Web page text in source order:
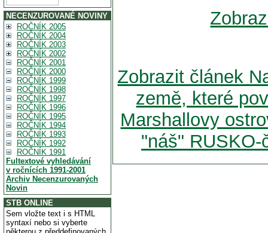
NECENZUROVANÉ NOVINY
ROČNÍK 2005
ROČNÍK 2004
ROČNÍK 2003
ROČNÍK 2002
ROČNÍK 2001
ROČNÍK 2000
ROČNÍK 1999
ROČNÍK 1998
ROČNÍK 1997
ROČNÍK 1996
ROČNÍK 1995
ROČNÍK 1994
ROČNÍK 1993
ROČNÍK 1992
ROČNÍK 1991
Fultextové vyhledávání
v ročnících 1991-2001
Archiv Necenzurovaných
Novin
STB ONLINE
Sem vložte text i s HTML
syntaxí nebo si vyberte
Zobrazit článek
země, které
Marshallovy
"náš"